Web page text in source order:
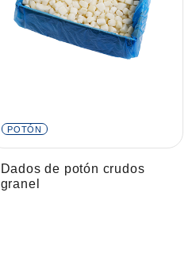
POTÓN
Dados de potón crudos
granel